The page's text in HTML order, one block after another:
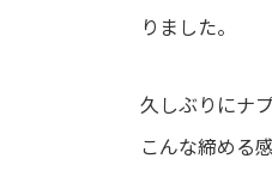
りました。
久しぶりにナ
こんな締める